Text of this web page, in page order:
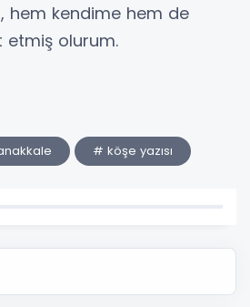
hem kendime hem de
etmiş olurum.
# köşe yazısı